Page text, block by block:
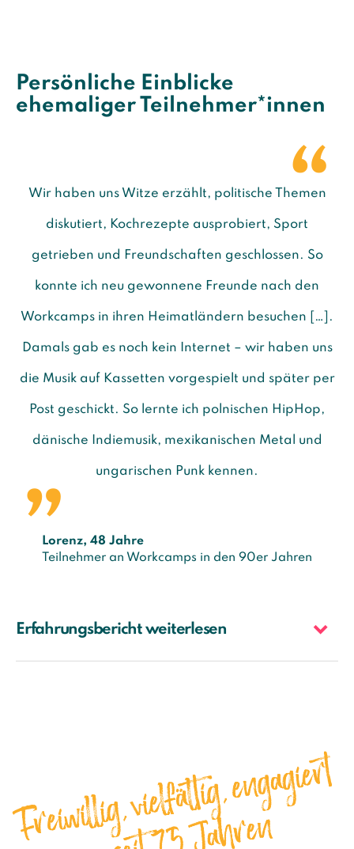
Persönliche Einblicke
ehemaliger Teilnehmer*innen
Wir haben uns Witze erzählt, politische Themen
diskutiert, Kochrezepte ausprobiert, Sport
getrieben und Freundschaften geschlossen. So
konnte ich neu gewonnene Freunde nach den
Workcamps in ihren Heimatländern besuchen […].
Damals gab es noch kein Internet – wir haben uns
die Musik auf Kassetten vorgespielt und später per
Post geschickt. So lernte ich polnischen HipHop,
dänische Indiemusik, mexikanischen Metal und
ungarischen Punk kennen.
Lorenz, 48 Jahre
Teilnehmer an Workcamps in den 90er Jahren
Erfahrungsbericht weiterlesen